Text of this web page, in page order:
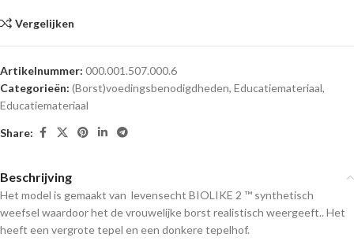
Vergelijken
Artikelnummer: 000.001.507.000.6
Categorieën: (Borst)voedingsbenodigdheden, Educatiemateriaal,
Educatiemateriaal
Share:
Beschrijving
Het model is gemaakt van levensecht BIOLIKE 2 ™ synthetisch
weefsel waardoor het de vrouwelijke borst realistisch weergeeft.. Het
heeft een vergrote tepel en een donkere tepelhof.